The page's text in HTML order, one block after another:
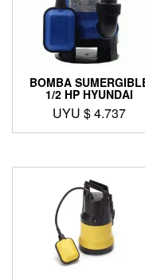
BOMBA
1/2 HP HYUNDAI
UYU $4.737